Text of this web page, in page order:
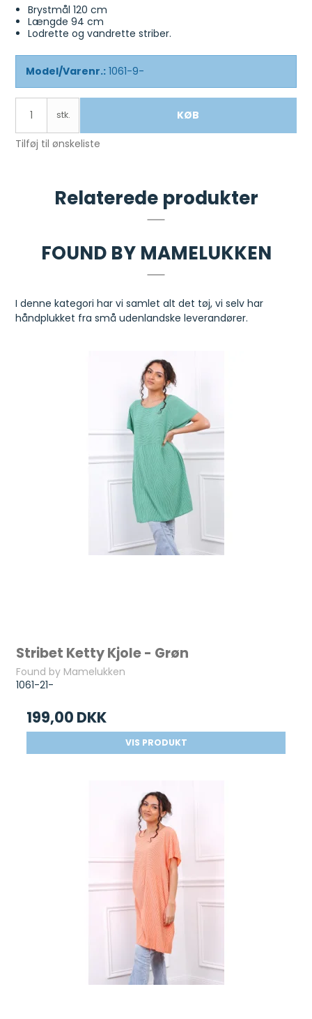
Brystmål 120 cm
Længde 94 cm
Lodrette og vandrette striber.
Model/Varenr.: 1061-9-
stk. KØB
Tilføj til ønskeliste
Relaterede produkter
FOUND BY MAMELUKKEN
I denne kategori har vi samlet alt det tøj, vi selv har
håndplukket fra små udenlandske leverandører.
Stribet Ketty Kjole - Grøn
Found by Mamelukken
1061-21-
199,00 DKK
VIS PRODUKT